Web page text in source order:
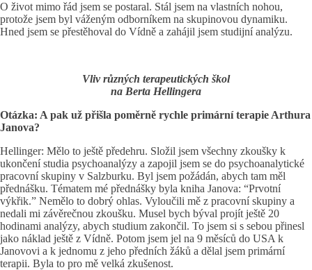
O život mimo řád jsem se postaral. Stál jsem na vlastních nohou,
protože jsem byl váženým odborníkem na skupinovou dynamiku.
Hned jsem se přestěhoval do Vídně a zahájil jsem studijní analýzu.
Vliv různých terapeutických škol
na Berta Hellingera
Otázka: A pak už přišla poměrně rychle primární terapie Arthura
Janova?
Hellinger: Mělo to ještě předehru. Složil jsem všechny zkoušky k
ukončení studia psychoanalýzy a zapojil jsem se do psychoanalytické
pracovní skupiny v Salzburku. Byl jsem požádán, abych tam měl
přednášku. Tématem mé přednášky byla kniha Janova: “Prvotní
výkřik.” Nemělo to dobrý ohlas. Vyloučili mě z pracovní skupiny a
nedali mi závěrečnou zkoušku. Musel bych býval projít ještě 20
hodinami analýzy, abych studium zakončil. To jsem si s sebou přinesl
jako náklad ještě z Vídně. Potom jsem jel na 9 měsíců do USA k
Janovovi a k jednomu z jeho předních žáků a dělal jsem primární
terapii. Byla to pro mě velká zkušenost.